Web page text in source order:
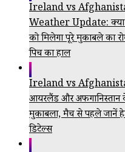
Ireland vs
Weather Update: क्या
को मिलेगा पूरे मुकाबले का
पिच का हाल
Ireland vs
आयरलैंड और अफगानिस्तान
मुकाबला, मैच से पहले जानें
डिटेल्स